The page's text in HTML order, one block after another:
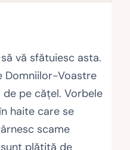
vă sfătuiesc asta.
Domniilor-Voastre
pe căţel. Vorbele
haite care se
scame
plătită de